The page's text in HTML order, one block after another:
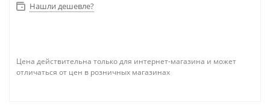
Нашли дешевле?
Цена действительна только для интернет-магазина и может
отличаться от цен в розничных магазинах